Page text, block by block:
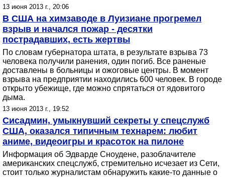
13 июня 2013 г., 20:06
В США на химзаводе в Луизиане прогремел
взрыв и начался пожар - десятки
пострадавших, есть жертвы
По словам губернатора штата, в результате взрыва 73
человека получили ранения, один погиб. Все раненые
доставлены в больницы и ожоговые центры. В момент
взрыва на предприятии находились 600 человек. В городе
открыто убежище, где можно спрятаться от ядовитого
дыма.
13 июня 2013 г., 19:52
Сисадмин, умыкнувший секреты у спецслужб
США, оказался типичным технарем: любит
аниме, видеоигры и красоток на пилоне
Информация об Эдварде Сноудене, разоблачителе
американских спецслужб, стремительно исчезает из Сети,
стоит только журналистам обнаружить какие-то данные о